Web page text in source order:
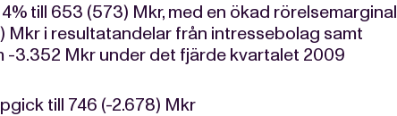
till 653 (573) Mkr, med en ökad rörelsemarginal
Mkr i resultatandelar från intressebolag samt
-3.352 Mkr under det fjärde kvartalet 2009
till 746 (-2.678) Mkr